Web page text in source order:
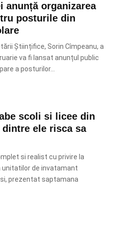
anunță organizarea
posturile din
Științifice, Sorin Cîmpeanu, a
va fi lansat anunțul public
a posturilor...
scoli si licee din
ele risca sa
si realist cu privire la
de invatamant
prezentat saptamana